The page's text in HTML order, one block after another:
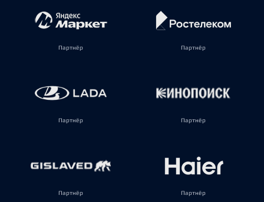
Партнёр Партнёр
Партнёр Партнёр
Партнёр Партнёр